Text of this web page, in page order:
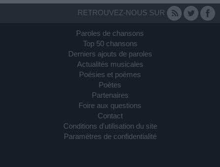
RETROUVEZ-NOUS SUR
Paroles de chansons
Top 50 chansons
Derniers ajouts de paroles
Actualités musicales
Poésies et poèmes
Poètes
Partenaires
Foire aux questions
Contact
Conditions d'utilisation du site
Paramètres de confidentialité